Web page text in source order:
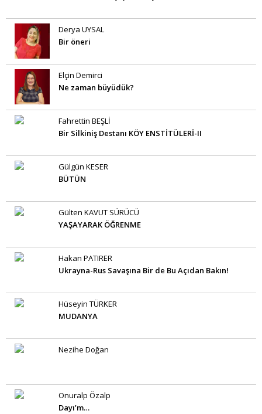
Derya UYSAL
Bir öneri
Elçin Demirci
Ne zaman büyüdük?
Fahrettin BEŞLİ
Bir Silkiniş Destanı KÖY ENSTİTÜLERİ-II
Gülgün KESER
BÜTÜN
Gülten KAVUT SÜRÜCÜ
YAŞAYARAK ÖĞRENME
Hakan PATIRER
Ukrayna-Rus Savaşına Bir de Bu Açıdan Bakın!
Hüseyin TÜRKER
MUDANYA
Nezihe Doğan
Onuralp Özalp
Dayı’m…